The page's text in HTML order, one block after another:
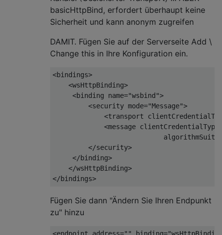
basicHttpBind, erfordert überhaupt keine
Sicherheit und kann anonym zugreifen
DAMIT. Fügen Sie auf der Serverseite Add \
Change this in Ihre Konfiguration ein.
<bindings>
    <wsHttpBinding>
     <binding name=
"wsbind">
         <security mode=
"Message">
<transport
<message
         </security>
     </binding>
    </wsHttpBinding>
Fügen Sie dann "Ändern Sie Ihren Endpunkt
zu" hinzu